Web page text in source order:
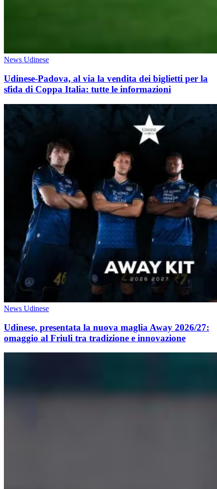
News Udinese
Udinese-Padova, al via la vendita dei biglietti per la
sfida di Coppa Italia: tutte le informazioni
News Udinese
Udinese, presentata la nuova maglia Away 2026/27:
omaggio al Friuli tra tradizione e innovazione